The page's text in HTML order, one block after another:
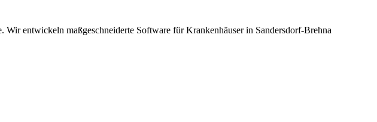
entwickeln maßgeschneiderte Software für Krankenhäuser in Sandersdorf-Brehna